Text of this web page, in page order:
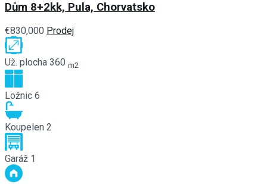
Dům 8+2kk, Pula, Chorvatsko
€830,000 Prodej
Už. plocha 360 m2
Ložnic 6
Koupelen 2
Garáž 1